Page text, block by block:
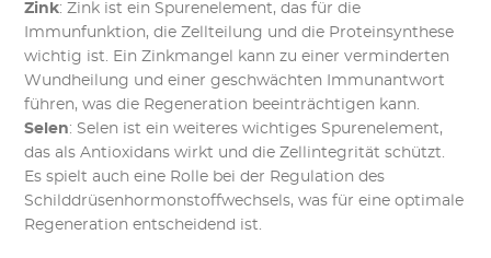
Zink: Zink ist ein Spurenelement, das für die
Immunfunktion, die Zellteilung und die Proteinsynthese
wichtig ist. Ein Zinkmangel kann zu einer verminderten
Wundheilung und einer geschwächten Immunantwort
führen, was die Regeneration beeinträchtigen kann.
Selen: Selen ist ein weiteres wichtiges Spurenelement,
das als Antioxidans wirkt und die Zellintegrität schützt.
Es spielt auch eine Rolle bei der Regulation des
Schilddrüsenhormonstoffwechsels, was für eine optimale
Regeneration entscheidend ist.